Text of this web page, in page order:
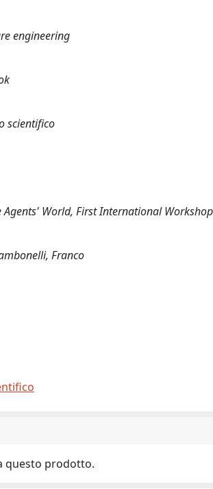
engineering
scientifico
World, First International
Franco
questo prodotto.